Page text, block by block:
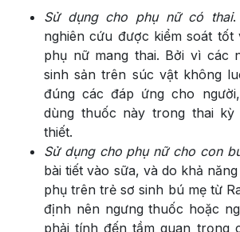
Sử dụng cho phụ nữ có thai.
nghiên cứu được kiểm soát
phụ nữ mang thai. Bởi vì các
sinh sản trên súc vật không
đúng các đáp ứng cho
dùng thuốc này trong thai
thiết.
Sử dụng cho phụ nữ cho con
bài tiết vào sữa, và do khả
phụ trên trẻ sơ sinh bú mẹ từ
định nên ngưng thuốc hoặc
phải tính đến tầm quan trọng